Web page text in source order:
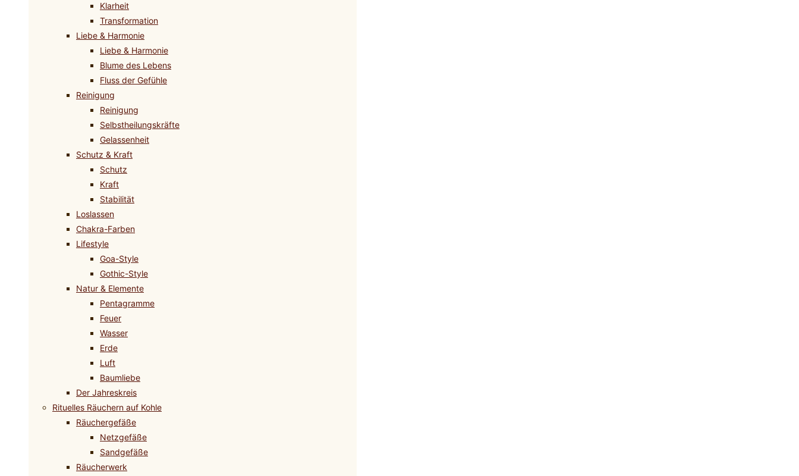
Klarheit
Transformation
Liebe & Harmonie
Liebe & Harmonie
Blume des Lebens
Fluss der Gefühle
Reinigung
Reinigung
Selbstheilungskräfte
Gelassenheit
Schutz & Kraft
Schutz
Kraft
Stabilität
Loslassen
Chakra-Farben
Lifestyle
Goa-Style
Gothic-Style
Natur & Elemente
Pentagramme
Feuer
Wasser
Erde
Luft
Baumliebe
Der Jahreskreis
Rituelles Räuchern auf Kohle
Räuchergefäße
Netzgefäße
Sandgefäße
Räucherwerk